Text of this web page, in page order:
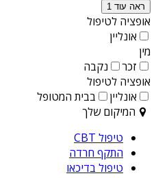
ראה עוד 1
אופציה לטיפול
אונליין
מין
זכר
נקבה
אופציה לטיפול
אונליין
בבית המטופל
המיקום שלך
טיפול CBT
התקף חרדה
טיפול בדיכאו